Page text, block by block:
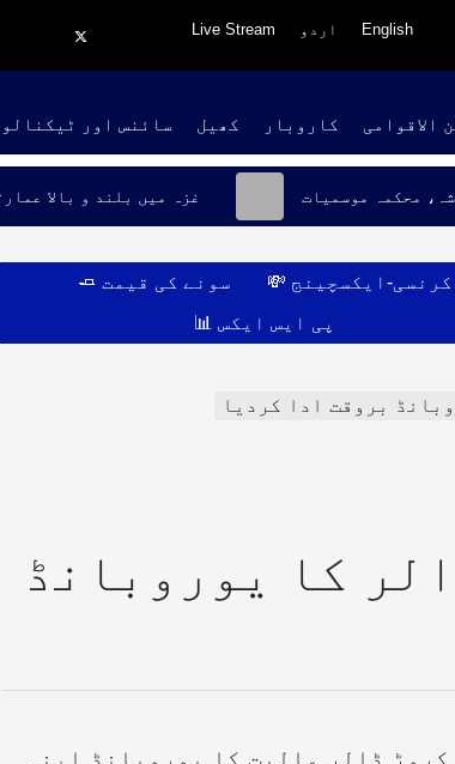
English اردو Live Stream
الاقوامی کاروبار کھیل سائنس اور
غزہ میں بلند و بالا محکمہ موسمیات
کرنسی-ایکسچینج 💸
سونے کی قیمت 🧈
پی ایس ایکس 📊
50 کروڑ ڈالر کا یوروبانڈ
— پاکستان نے 50 کروڑ ڈالر مالیت کا یوروبانڈ اپنی